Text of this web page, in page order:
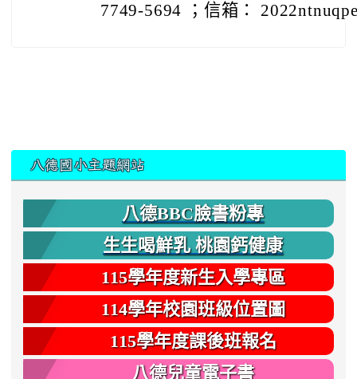
7749-5694 ；信箱：
八德國小主題網站
八德BBC臉書粉專
生生喝鮮乳 桃園鈣健康
115學年度新生入學專區
114學年校園班級位置圖
115學年度課後班報名
八德兒童電子書